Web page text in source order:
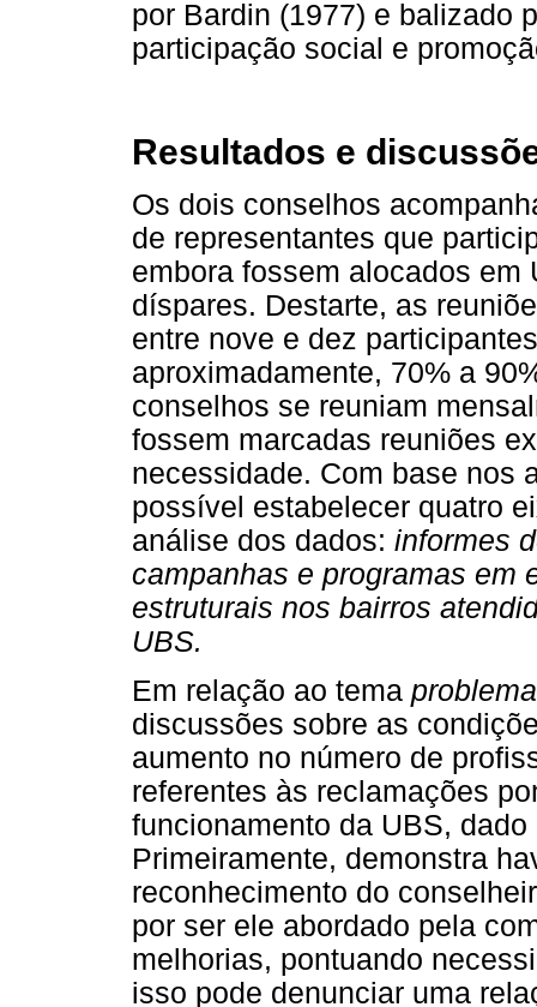
por Bardin (1977) e balizado
participação social e
Resultados e
Os dois conselhos
de representantes que
embora fossem alocados em
díspares. Destarte, as
entre nove e dez
aproximadamente, 70% a
conselhos se reuniam
fossem marcadas reuniões
necessidade. Com base nos
possível estabelecer quatro
análise dos dados: informes
campanhas e programas em
estruturais nos bairros
UBS.
Em relação ao tema
discussões sobre as
aumento no número de
referentes às reclamações
funcionamento da UBS,
Primeiramente, demonstra
reconhecimento do
por ser ele abordado pela
melhorias, pontuando
isso pode denunciar uma